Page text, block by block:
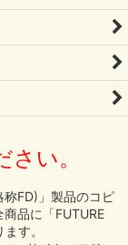
い。
称FD)」製品のコピ
品に「FUTURE
す。